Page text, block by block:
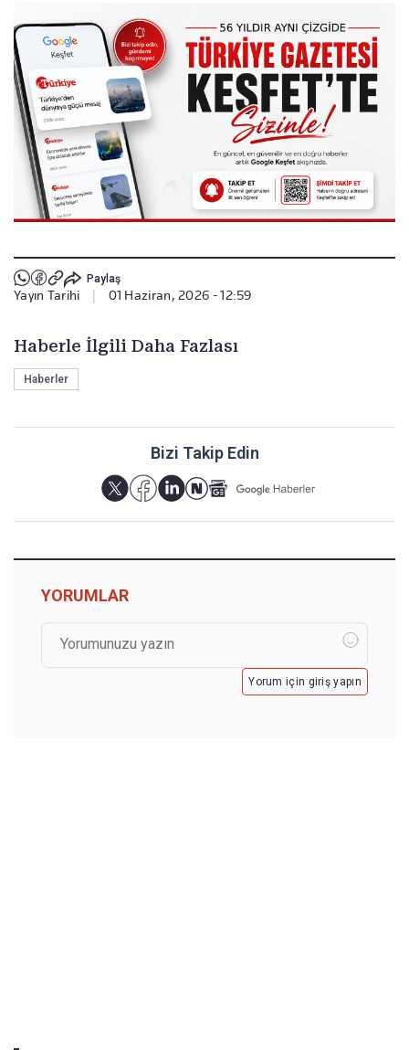
Paylaş
Yayın Tarihi 01 Haziran, 2026 - 12:59
Haberle İlgili Daha Fazlası
Haberler
Bizi Takip Edin
YORUMLAR
Yorum için giriş yapın